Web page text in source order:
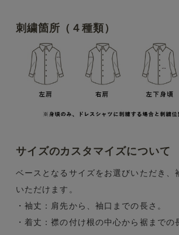
刺繍箇所（４種類）
サイズのカスタマイズについて
ベースとなるサイズをお選びいただき、
いただけます。
・袖丈：肩先から、袖口までの長さ。
・着丈：襟の付け根の中心から裾までの